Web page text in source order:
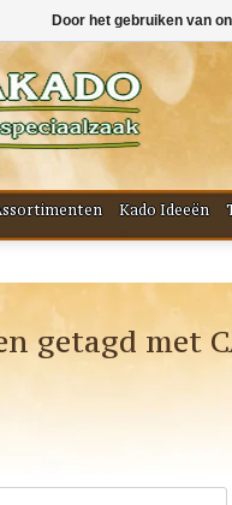
Kado Ideeën
getagd met
Door het gebruiken van